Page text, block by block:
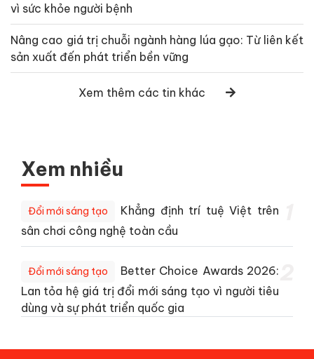
vì sức khỏe người bệnh
Nâng cao giá trị chuỗi ngành hàng lúa gạo: Từ liên kết
sản xuất đến phát triển bền vững
Xem thêm các tin khác
Xem nhiều
Đổi mới sáng tạo
Khẳng định trí tuệ Việt trên
sân chơi công nghệ toàn cầu
Đổi mới sáng tạo
Better Choice Awards 2026:
Lan tỏa hệ giá trị đổi mới sáng tạo vì người tiêu
dùng và sự phát triển quốc gia